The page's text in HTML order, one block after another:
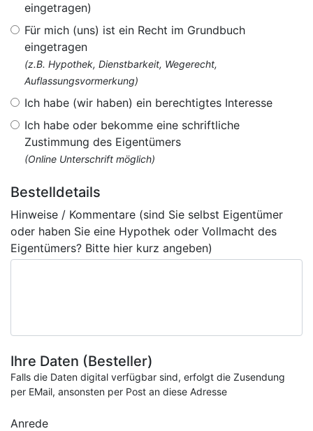
eingetragen)
Für mich (uns) ist ein Recht im Grundbuch
eingetragen
(z.B. Hypothek, Dienstbarkeit, Wegerecht,
Auflassungsvormerkung)
Ich habe (wir haben) ein berechtigtes Interesse
Ich habe oder bekomme eine schriftliche
Zustimmung des Eigentümers
(Online Unterschrift möglich)
Bestelldetails
Hinweise / Kommentare (sind Sie selbst Eigentümer
oder haben Sie eine Hypothek oder Vollmacht des
Eigentümers? Bitte hier kurz angeben)
Ihre Daten (Besteller)
Falls die Daten digital verfügbar sind, erfolgt die Zusendung
per EMail, ansonsten per Post an diese Adresse
Anrede